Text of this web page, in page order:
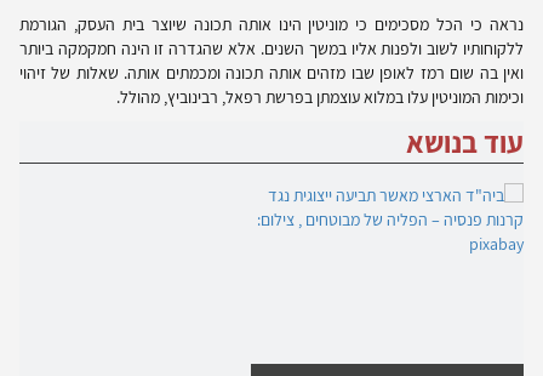
נראה כי הכל מסכימים כי מוניטין הינו אותה תכונה שיוצר בית העסק, הגורמת
ללקוחותיו לשוב ולפנות אליו במשך השנים. אלא שהגדרה זו הינה חמקמקה ביותר
ואין בה שום רמז לאופן שבו מזהים אותה תכונה ומכמתים אותה. שאלות של זיהוי
וכימות המוניטין עלו במלוא עוצמתן בפרשת רפאל, רבינוביץ, מהולל.
עוד בנושא